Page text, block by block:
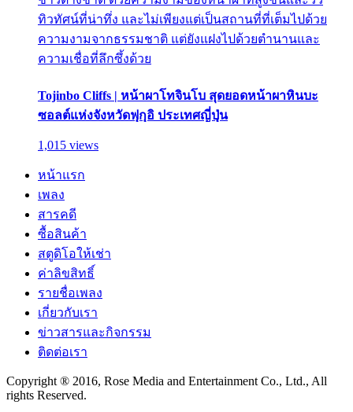
ทิวทัศน์ที่น่าทึ่ง และไม่เพียงแต่เป็นสถานที่ที่เต็มไปด้วย
ความงามจากธรรมชาติ แต่ยังแฝงไปด้วยตำนานและ
ความเชื่อที่ลึกซึ้งด้วย
Tojinbo Cliffs | หน้าผาโทจินโบ สุดยอดหน้าผาหินบะ
ซอลต์แห่งจังหวัดฟุกุอิ ประเทศญี่ปุ่น
1,015 views
หน้าแรก
เพลง
สารคดี
ซื้อสินค้า
สตูดิโอให้เช่า
ค่าลิขสิทธิ์
รายชื่อเพลง
เกี่ยวกับเรา
ข่าวสารและกิจกรรม
ติดต่อเรา
Copyright ® 2016, Rose Media and Entertainment Co., Ltd., All
rights Reserved.